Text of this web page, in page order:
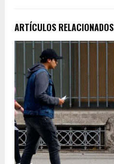
ARTÍCULOS RELACIONADOS